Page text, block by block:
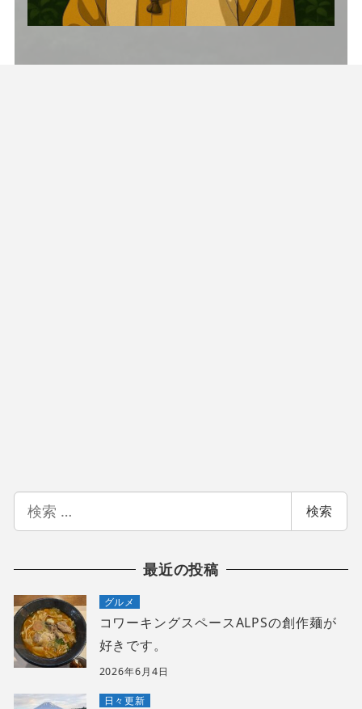
索
検索
最近の投稿
グルメ
コワーキングスペースALPSの創作麺が
好きです。
2026年6月4日
日々更新